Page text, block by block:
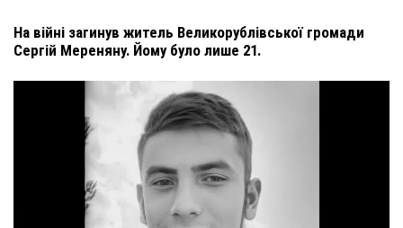
На війні загинув житель Великорублівської громади
Сергій Мереняну. Йому було лише 21.